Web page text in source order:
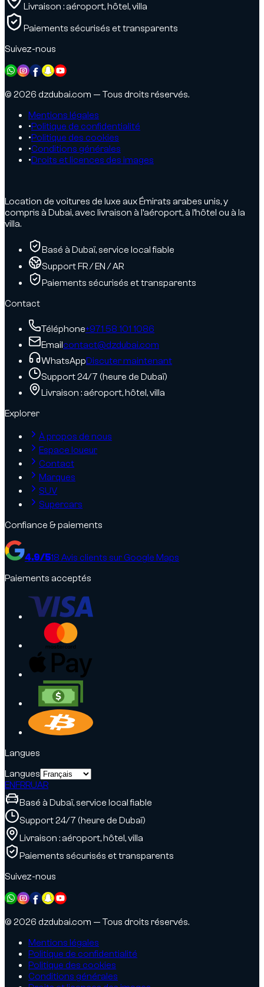
Livraison : aéroport, hôtel, villa
Paiements sécurisés et transparents
Suivez-nous
© 2026 dzdubai.com — Tous droits réservés.
Mentions légales
•Politique de confidentialité
•Politique des cookies
•Conditions générales
•Droits et licences des images
Location de voitures de luxe aux Émirats arabes unis, y
compris à Dubai, avec livraison à l’aéroport, à l’hôtel ou à la
villa.
Basé à Dubaï, service local fiable
Support FR / EN / AR
Paiements sécurisés et transparents
Contact
Téléphone+971 58 101 1086
Emailcontact@dzdubai.com
WhatsAppDiscuter maintenant
Support 24/7 (heure de Dubaï)
Livraison : aéroport, hôtel, villa
Explorer
À propos de nous
Espace loueur
Contact
Marques
SUV
Supercars
Confiance & paiements
4.9/518 Avis clients sur Google Maps
Paiements acceptés
Langues
Langues
ENFRRUAR
Basé à Dubaï, service local fiable
Support 24/7 (heure de Dubaï)
Livraison : aéroport, hôtel, villa
Paiements sécurisés et transparents
Suivez-nous
© 2026 dzdubai.com — Tous droits réservés.
Mentions légales
Politique de confidentialité
Politique des cookies
Conditions générales